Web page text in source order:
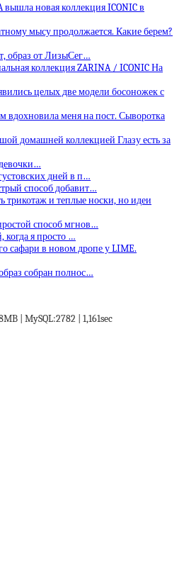
новая коллекция ICONIC в
мысу продолжается. Какие берем?
образ от ЛизыСег…
коллекция ZARINA / ICONIC На
целых две модели босоножек с
вдохновила меня на пост. Сыворотка
домашней коллекцией Глазу есть за
дней в п…
способ добавит…
трикотаж и теплые носки, но идеи
способ мгнов…
когда я просто …
сафари в новом дропе у LIME.
собран полнос…
| MySQL:2782 | 1,161sec